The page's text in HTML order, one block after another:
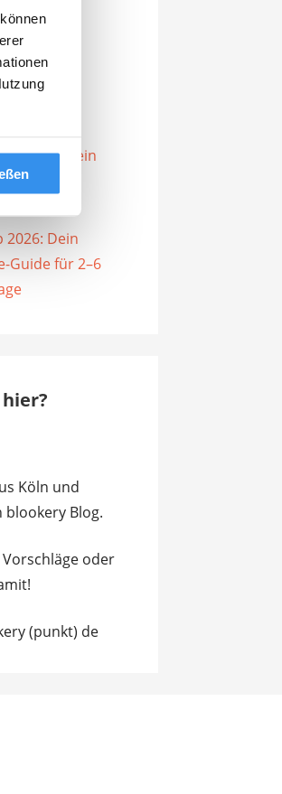
2–6
Dein
2–6
2026: Dein
2–6
Dein
Guide für 2–6
Köln und
Blog.
oder
(punkt) de